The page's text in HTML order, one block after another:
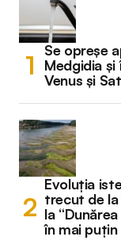
Se opreșe
Medgidia
Venus și
Evoluția
trecut de la
la
în mai